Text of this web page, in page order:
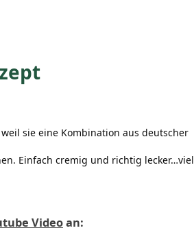
sie eine Kombination aus deutscher
Einfach cremig und richtig lecker…viel
Videoan: